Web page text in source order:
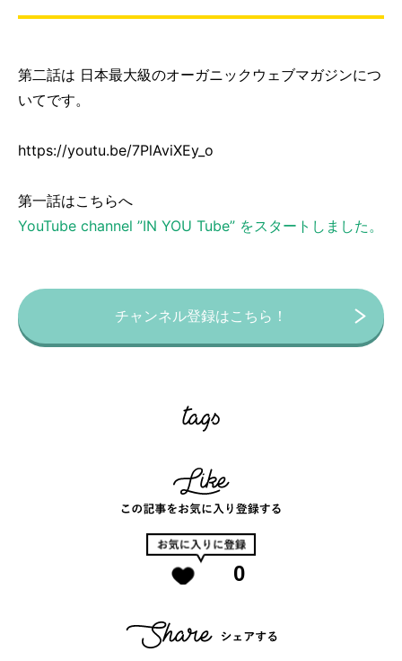
第二話は 日本最大級のオーガニックウェブマガジンにつ
いてです。
https://youtu.be/7PlAviXEy_o
第一話はこちらへ
YouTube channel ”IN YOU Tube” をスタートしました。
チャンネル登録はこちら！
0